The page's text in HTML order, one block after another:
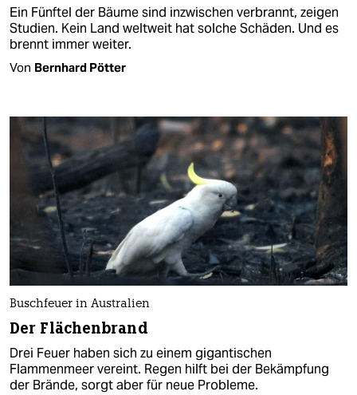
Ein Fünftel der Bäume sind inzwischen verbrannt, zeigen
Studien. Kein Land weltweit hat solche Schäden. Und es
brennt immer weiter.
Von Bernhard Pötter
Buschfeuer in Australien
Der Flächenbrand
Drei Feuer haben sich zu einem gigantischen
Flammenmeer vereint. Regen hilft bei der Bekämpfung
der Brände, sorgt aber für neue Probleme.